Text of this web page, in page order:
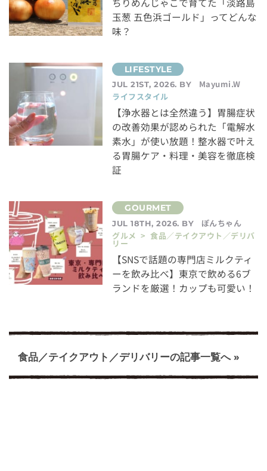
玉葱 五色浜ゴールド」ってどんな
味？
JUL 21ST, 2026. BY
Mayumi.W
ライフスタイル
【浄水器とは全然違う】胃腸症状
の改善効果が認められた「電解水
素水」が使い放題！整水器で叶え
る胃腸ケア・料理・美容を徹底検
証
JUL 18TH, 2026. BY
ぽんちゃん
グルメ > 食品／テイクアウト／デリバ
リー
【SNSで話題の専門店ミルクティ
ーを飲み比べ】東京で飲める6ブ
ランドを厳選！カップも可愛い！
食品／テイクアウト／デリバリーの記事一覧へ »